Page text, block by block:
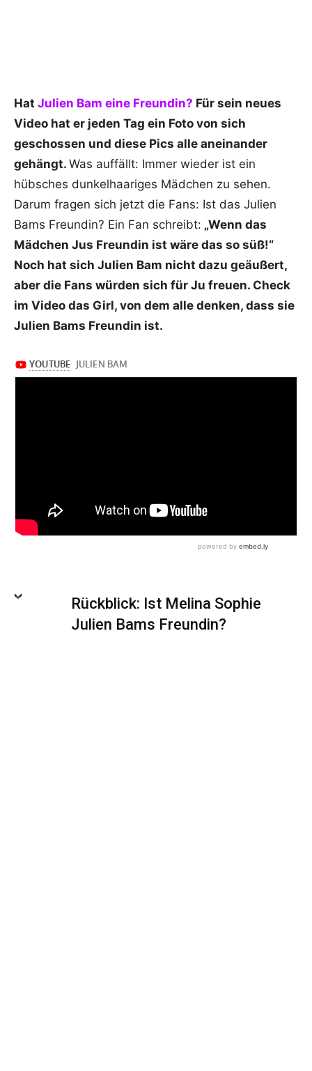
Hat Julien Bam eine Freundin? Für sein neues
Video hat er jeden Tag ein Foto von sich
geschossen und diese Pics alle aneinander
gehängt. Was auffällt: Immer wieder ist ein
hübsches dunkelhaariges Mädchen zu sehen.
Darum fragen sich jetzt die Fans: Ist das Julien
Bams Freundin? Ein Fan schreibt: „Wenn das
Mädchen Jus Freundin ist wäre das so süß!“
Noch hat sich Julien Bam nicht dazu geäußert,
aber die Fans würden sich für Ju freuen. Check
im Video das Girl, von dem alle denken, dass sie
Julien Bams Freundin ist.
Rückblick: Ist Melina Sophie
Julien Bams Freundin?